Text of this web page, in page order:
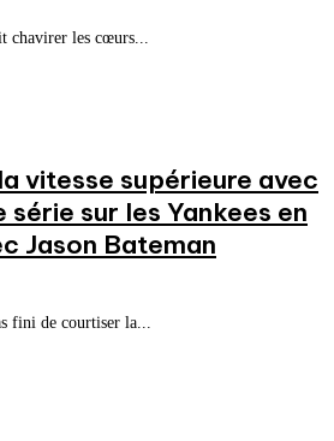
chavirer les cœurs...
vitesse supérieure avec
série sur les Yankees en
Jason Bateman
fini de courtiser la...